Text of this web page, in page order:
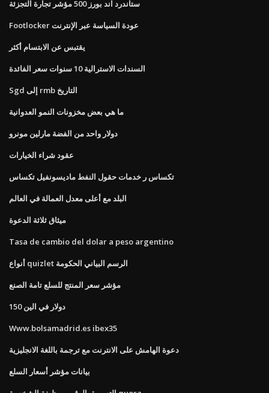
ستاندرد اند بورز 500 مؤشر تجارة التجزئة
Footlocker عودة السياسة عبر الإنترنت
يقتبس عن الابتسام أكثر
السندات الاسترالية 10 سنوات سعر الفائدة
Sgd إلى rmb التاريخ
ما هي بعض مخزونات النمو العدوانية
دولار واحد من الفضة مارلين مونرو
عقود شراء الخيارات
تكساس ر خدمات حقول النفط ماديسونفيل تكساس
البلد مع أعلى معدل العمالة في العالم
ميثاق ثلاثة الدعوة
Tasa de cambio del dolar a peso argentino
أنواع quizlet الرسم البياني الحكومة
مؤشر سعر المنتج للسلع تامة الصنع
150 دولار في الين
Www.bolsamadrid.es ibex35
دعوة الهامش على الانترنت مع ترجمة باللغة الانجليزية
بيانات مؤشر أسعار السلع